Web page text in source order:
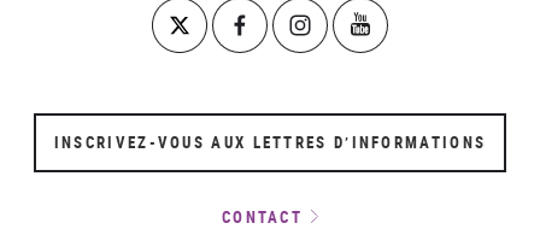
INSCRIVEZ-VOUS AUX LETTRES D’INFORMATIONS
CONTACT